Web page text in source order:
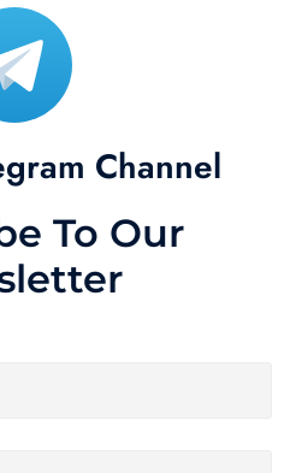
Channel
To Our